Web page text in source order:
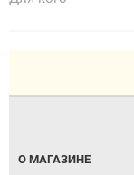
О МАГАЗИНЕ